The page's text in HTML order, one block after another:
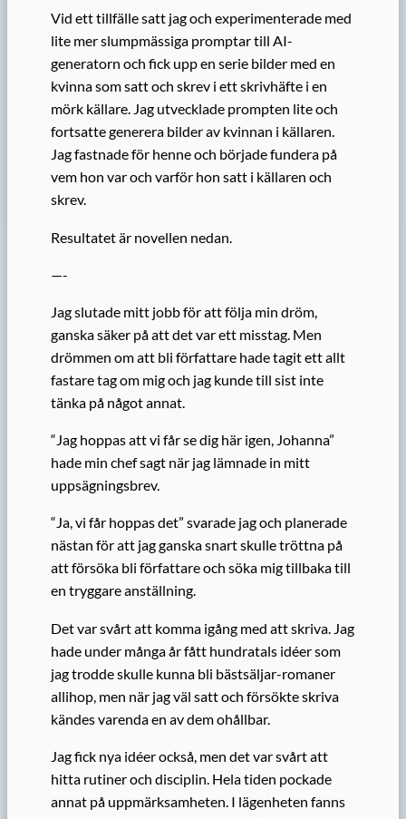
Vid ett tillfälle satt jag och experimenterade med
lite mer slumpmässiga promptar till AI-
generatorn och fick upp en serie bilder med en
kvinna som satt och skrev i ett skrivhäfte i en
mörk källare. Jag utvecklade prompten lite och
fortsatte generera bilder av kvinnan i källaren.
Jag fastnade för henne och började fundera på
vem hon var och varför hon satt i källaren och
skrev.
Resultatet är novellen nedan.
—-
Jag slutade mitt jobb för att följa min dröm,
ganska säker på att det var ett misstag. Men
drömmen om att bli författare hade tagit ett allt
fastare tag om mig och jag kunde till sist inte
tänka på något annat.
“Jag hoppas att vi får se dig här igen, Johanna”
hade min chef sagt när jag lämnade in mitt
uppsägningsbrev.
“Ja, vi får hoppas det” svarade jag och planerade
nästan för att jag ganska snart skulle tröttna på
att försöka bli författare och söka mig tillbaka till
en tryggare anställning.
Det var svårt att komma igång med att skriva. Jag
hade under många år fått hundratals idéer som
jag trodde skulle kunna bli bästsäljar-romaner
allihop, men när jag väl satt och försökte skriva
kändes varenda en av dem ohållbar.
Jag fick nya idéer också, men det var svårt att
hitta rutiner och disciplin. Hela tiden pockade
annat på uppmärksamheten. I lägenheten fanns